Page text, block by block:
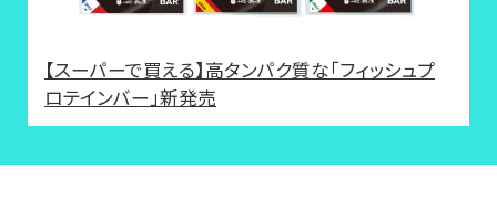
【スーパーで買える】高タンパク質な「フィッシュプ
ロテインバー」新発売